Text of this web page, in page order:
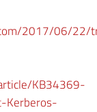
2017/06/22/
KB34369-
Kerberos-